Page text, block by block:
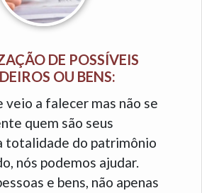
DE POSSÍVEIS
OU BENS:
veio a falecer mas não se
quem são seus
totalidade do patrimônio
nós podemos ajudar.
e bens, não apenas